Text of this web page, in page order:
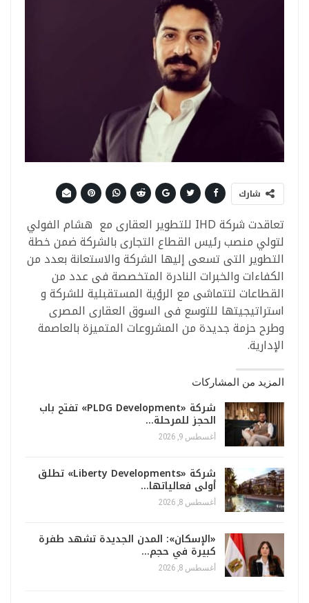
شارك
تعاقدت شركة IHD للتطوير العقارى مع هشام الفولي
لتولي منصب رئيس القطاع التجارى بالشركة ضمن خطة
التطوير التى تسعى إليها الشركة والاستعانة بعدد من
الكفاءات والخبرات النادرة المتخصصة فى عدد من
القطاعات لتتماشى مع الرؤية المستقبلية للشركة و
استراتيجيتها للتوسع فى السوق العقارى المصرى
وطرح حزمة جديدة من المشروعات المتميزة بالعاصمة
الإدارية.
المزيد من المشاركات
شركة «PLDG Development» تفتح باب
الحجز للمرحلة…
أغسطس 9, 2026
شركة «Liberty Developments» تطلق
أولى فعالياتها…
أغسطس 8, 2026
«الإسكان»: المدن الجديدة تشهد طفرة
كبيرة في حجم…
أغسطس 8, 2026